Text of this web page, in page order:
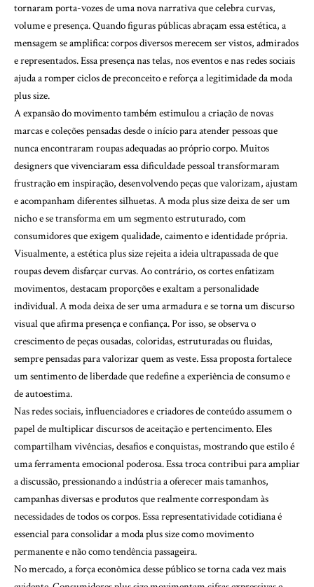
tornaram porta-vozes de uma nova narrativa que celebra curvas,
volume e presença. Quando figuras públicas abraçam essa estética, a
mensagem se amplifica: corpos diversos merecem ser vistos, admirados
e representados. Essa presença nas telas, nos eventos e nas redes sociais
ajuda a romper ciclos de preconceito e reforça a legitimidade da moda
plus size.
A expansão do movimento também estimulou a criação de novas
marcas e coleções pensadas desde o início para atender pessoas que
nunca encontraram roupas adequadas ao próprio corpo. Muitos
designers que vivenciaram essa dificuldade pessoal transformaram
frustração em inspiração, desenvolvendo peças que valorizam, ajustam
e acompanham diferentes silhuetas. A moda plus size deixa de ser um
nicho e se transforma em um segmento estruturado, com
consumidores que exigem qualidade, caimento e identidade própria.
Visualmente, a estética plus size rejeita a ideia ultrapassada de que
roupas devem disfarçar curvas. Ao contrário, os cortes enfatizam
movimentos, destacam proporções e exaltam a personalidade
individual. A moda deixa de ser uma armadura e se torna um discurso
visual que afirma presença e confiança. Por isso, se observa o
crescimento de peças ousadas, coloridas, estruturadas ou fluidas,
sempre pensadas para valorizar quem as veste. Essa proposta fortalece
um sentimento de liberdade que redefine a experiência de consumo e
de autoestima.
Nas redes sociais, influenciadores e criadores de conteúdo assumem o
papel de multiplicar discursos de aceitação e pertencimento. Eles
compartilham vivências, desafios e conquistas, mostrando que estilo é
uma ferramenta emocional poderosa. Essa troca contribui para ampliar
a discussão, pressionando a indústria a oferecer mais tamanhos,
campanhas diversas e produtos que realmente correspondam às
necessidades de todos os corpos. Essa representatividade cotidiana é
essencial para consolidar a moda plus size como movimento
permanente e não como tendência passageira.
No mercado, a força econômica desse público se torna cada vez mais